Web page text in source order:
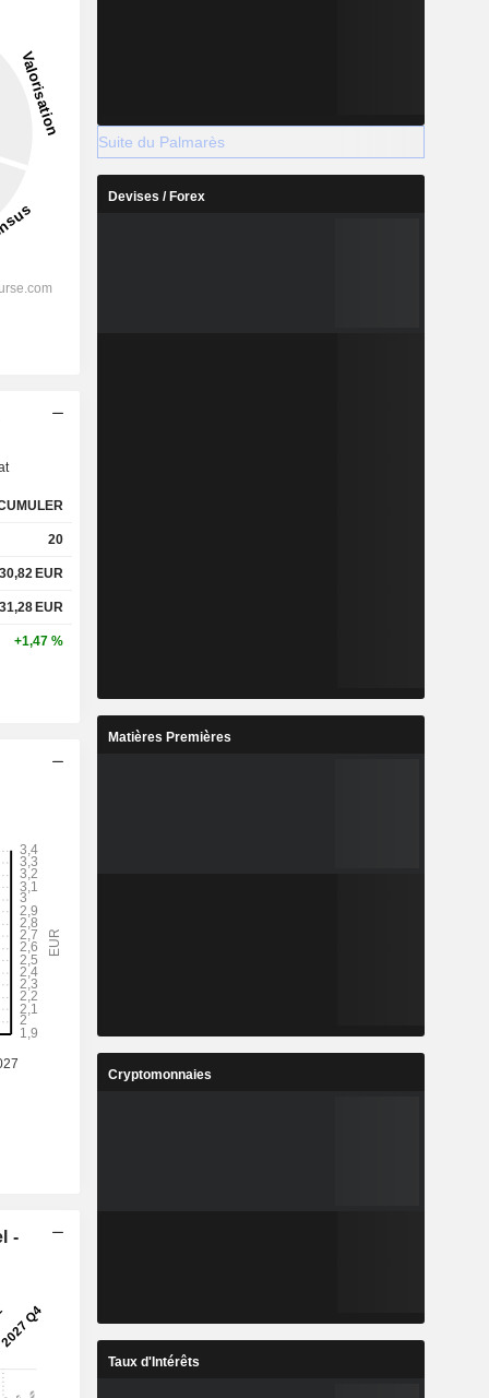
20
30,82 EUR
31,28 EUR
+1,47 %
-
Suite du Palmarès
Devises / Forex
Matières Premières
Cryptomonnaies
Taux d'Intérêts